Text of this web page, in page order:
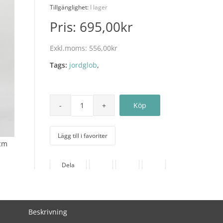
Tillgänglighet: I lager
Pris: 695,00kr
Exkl.moms: 556,00kr
Tags: jordglob,
Lägg till i favoriter
Dela
Beskrivning